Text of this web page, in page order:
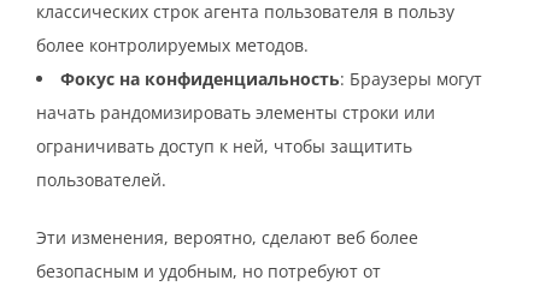
классических строк агента пользователя в пользу
более контролируемых методов.
Фокус на конфиденциальность: Браузеры могут
начать рандомизировать элементы строки или
ограничивать доступ к ней, чтобы защитить
пользователей.
Эти изменения, вероятно, сделают веб более
безопасным и удобным, но потребуют от